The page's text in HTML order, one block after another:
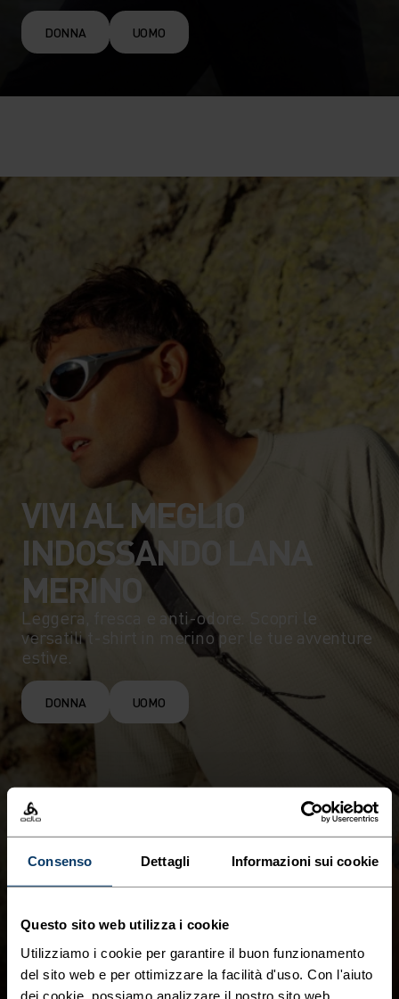
Consenso Dettagli Informazioni sui cookie
Questo sito web utilizza i cookie
Utilizziamo i cookie per garantire il buon funzionamento
del sito web e per ottimizzare la facilità d'uso. Con l'aiuto
dei cookie, possiamo analizzare il nostro sito web,
DONNA UOMO
VIVI AL MEGLIO
INDOSSANDO LANA
MERINO
Leggera, fresca e anti-odore. Scopri le
versatili t-shirt in merino per le tue avventure
estive.
DONNA UOMO